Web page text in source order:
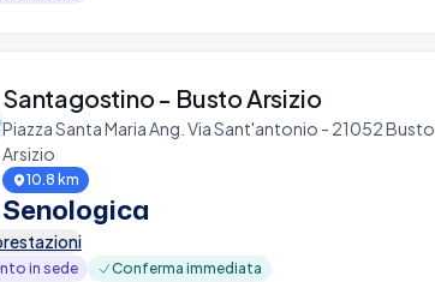
Santagostino - Busto Arsizio
Piazza Santa Maria Ang. Via Sant'antonio - 21052 Busto
Arsizio
10.8 km
in sede Conferma immediata